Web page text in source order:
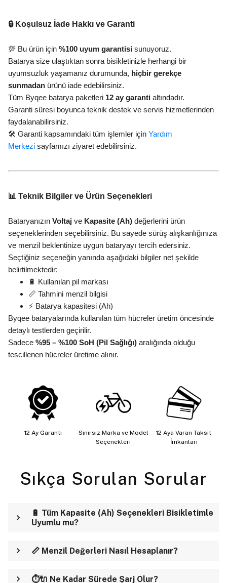
🔒 Koşulsuz İade Hakkı ve Garanti
💯 Bu ürün için %100 uyum garantisi sunuyoruz.
Batarya size ulaştıktan sonra bisikletinizle herhangi bir
uyumsuzluk yaşamanız durumunda, hiçbir gerekçe
sunmadan ürünü iade edebilirsiniz.
Tüm Byqee batarya paketleri 12 ay garanti altındadır.
Garanti süresi boyunca teknik destek ve servis hizmetlerinden
faydalanabilirsiniz.
🛠️ Garanti kapsamındaki tüm işlemler için Yardım
Merkezi sayfamızı ziyaret edebilirsiniz.
📊 Teknik Bilgiler ve Ürün Seçenekleri
Bataryanızın Voltaj ve Kapasite (Ah) değerlerini ürün
seçeneklerinden seçebilirsiniz. Bu sayede sürüş alışkanlığınıza
ve menzil beklentinize uygun bataryayı tercih edersiniz.
Seçtiğiniz seçeneğin yanında aşağıdaki bilgiler net şekilde
belirtilmektedir:
🔋 Kullanılan pil markası
📏 Tahmini menzil bilgisi
⚡ Batarya kapasitesi (Ah)
Byqee bataryalarında kullanılan tüm hücreler üretim öncesinde
detaylı testlerden geçirilir.
Sadece %95 – %100 SoH (Pil Sağlığı) aralığında olduğu
tescillenen hücreler üretime alınır.
12 Ay Garanti
Sınırsız Marka ve Model
Seçenekleri
12 Aya Varan Taksit
İmkanları
Sıkça Sorulan Sorular
🔋 Tüm Kapasite (Ah) Seçenekleri Bisikletimle
Uyumlu mu?
📏 Menzil Değerleri Nasıl Hesaplanır?
⏱️🔌 Ne Kadar Sürede Şarj Olur?